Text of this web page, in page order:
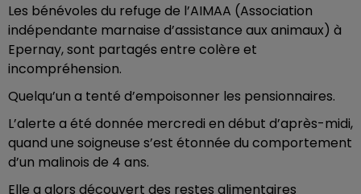
Les bénévoles du refuge de l’AIMAA (Association
indépendante marnaise d’assistance aux animaux) à
Epernay, sont partagés entre colère et
incompréhension.
Quelqu’un a tenté d’empoisonner les pensionnaires.
L’alerte a été donnée mercredi en début d’après-midi,
quand une soigneuse s’est étonnée du comportement
d’un malinois de 4 ans.
Elle a alors découvert des restes alimentaires